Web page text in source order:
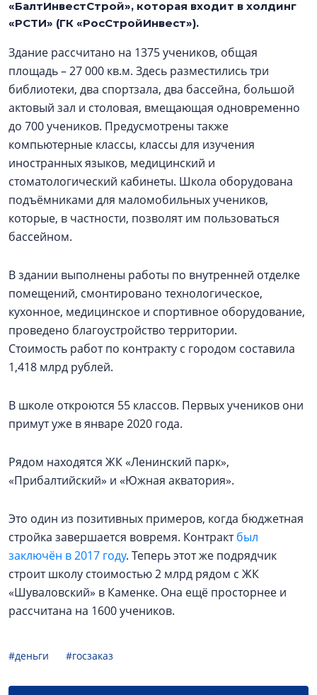
«БалтИнвестСтрой», которая входит в холдинг
«РСТИ» (ГК «РосСтройИнвест»).
Здание рассчитано на 1375 учеников, общая
площадь – 27 000 кв.м. Здесь разместились три
библиотеки, два спортзала, два бассейна, большой
актовый зал и столовая, вмещающая одновременно
до 700 учеников. Предусмотрены также
компьютерные классы, классы для изучения
иностранных языков, медицинский и
стоматологический кабинеты. Школа оборудована
подъёмниками для маломобильных учеников,
которые, в частности, позволят им пользоваться
бассейном.
В здании выполнены работы по внутренней отделке
помещений, смонтировано технологическое,
кухонное, медицинское и спортивное оборудование,
проведено благоустройство территории.
Стоимость работ по контракту с городом составила
1,418 млрд рублей.
В школе откроются 55 классов. Первых учеников они
примут уже в январе 2020 года.
Рядом находятся ЖК «Ленинский парк»,
«Прибалтийский» и «Южная акватория».
Это один из позитивных примеров, когда бюджетная
стройка завершается вовремя. Контрактбыл
заключён в 2017 году. Теперь этот же подрядчик
строит школу стоимостью 2 млрд рядом с ЖК
«Шуваловский» в Каменке. Она ещё просторнее и
рассчитана на 1600 учеников.
#деньги #госзаказ